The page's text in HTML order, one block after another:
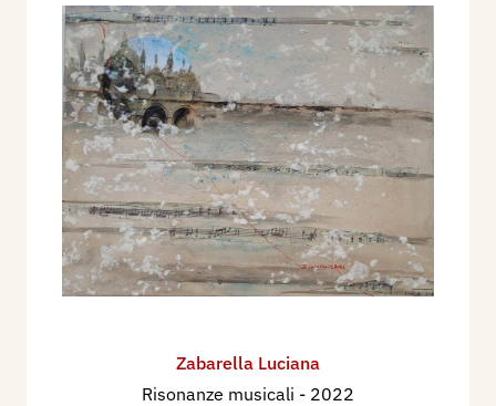
Zabarella Luciana
Risonanze musicali - 2022